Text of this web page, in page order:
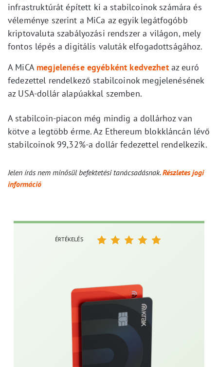
infrastruktúrát épített ki a stabilcoinok számára és
véleménye szerint a MiCa az egyik legátfogóbb
kriptovaluta szabályozási rendszer a világon, mely
fontos lépés a digitális valuták elfogadottságához.
A MiCA megjelenése egyébként kedvezhetaz euró
fedezettel rendelkező stabilcoinok megjelenésének
az USA-dollár alapúakkal szemben.
A stabilcoin-piacon még mindig a dollárhoz van
kötve a legtöbb érme. Az Ethereum blokkláncán lévő
stabilcoinok 99,32%-a dollár fedezettel rendelkezik.
Jelen írás nem minősül befektetési tanácsadásnak.Részletes jogi
információ
ÉRTÉKELÉS